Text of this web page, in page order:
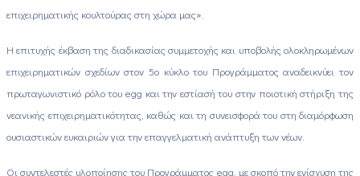
επιχειρηματικής κουλτούρας στη χώρα μας».
Η επιτυχής έκβαση της διαδικασίας συμμετοχής και υποβολής ολοκληρωμένων
επιχειρηματικών σχεδίων στον 5ο κύκλο του Προγράμματος αναδεικνύει τον
πρωταγωνιστικό ρόλο του egg και την εστίασή του στην ποιοτική στήριξη της
νεανικής επιχειρηματικότητας, καθώς και τη συνεισφορά του στη διαμόρφωση
ουσιαστικών ευκαιριών για την επαγγελματική ανάπτυξη των νέων.
Οι συντελεστές υλοποίησης του Προγράμματος egg, με σκοπό την ενίσχυση της